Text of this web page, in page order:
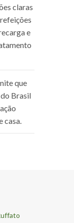
claras
e
que
Brasil
casa.